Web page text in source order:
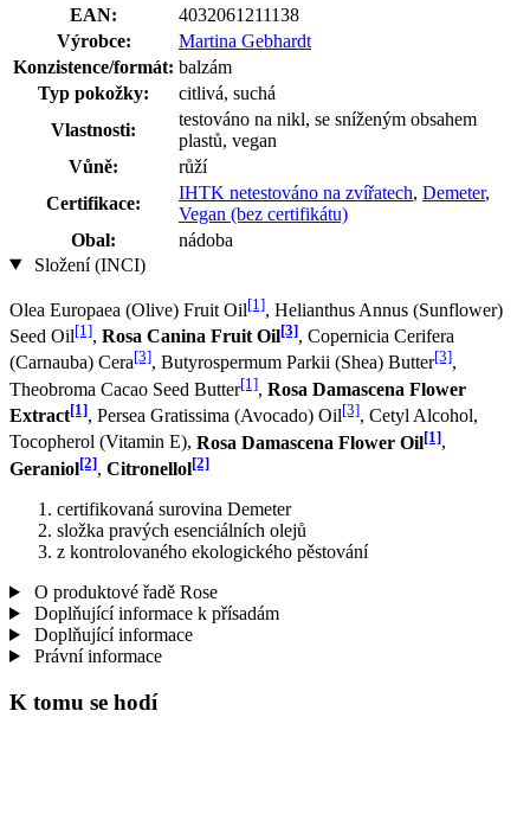
EAN:
4032061211138
Výrobce:
Martina Gebhardt
Konzistence/formát: balzám
Typ pokožky:
citlivá, suchá
Vlastnosti:
testováno na nikl, se sníženým obsahem
plastů, vegan
Vůně:
růží
Certifikace:
IHTK netestováno na zvířatech, Demeter,
Vegan (bez certifikátu)
Obal:
nádoba
Složení (INCI)
Olea Europaea (Olive) Fruit Oil[1], Helianthus Annus (Sunflower)
Seed Oil[1], Rosa Canina Fruit Oil[3], Copernicia Cerifera
(Carnauba) Cera[3], Butyrospermum Parkii (Shea) Butter[3],
Theobroma Cacao Seed Butter[1], Rosa Damascena Flower
Extract[1], Persea Gratissima (Avocado) Oil[3], Cetyl Alcohol,
Tocopherol (Vitamin E), Rosa Damascena Flower Oil[1],
Geraniol[2], Citronellol[2]
certifikovaná surovina Demeter
složka pravých esenciálních olejů
z kontrolovaného ekologického pěstování
O produktové řadě Rose
Doplňující informace k přísadám
Doplňující informace
Právní informace
K tomu se hodí